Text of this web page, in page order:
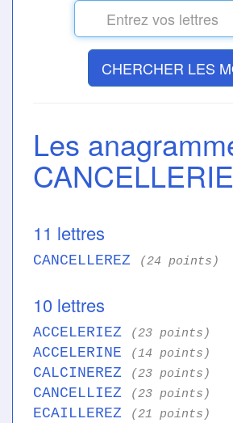
CHERCHER LES
Les
11 lettres
CANCELLEREZ (24 points)
10 lettres
ACCELERIEZ (23 points)
ACCELERINE (14 points)
CALCINEREZ (23 points)
CANCELLIEZ (23 points)
ECAILLEREZ (21 points)